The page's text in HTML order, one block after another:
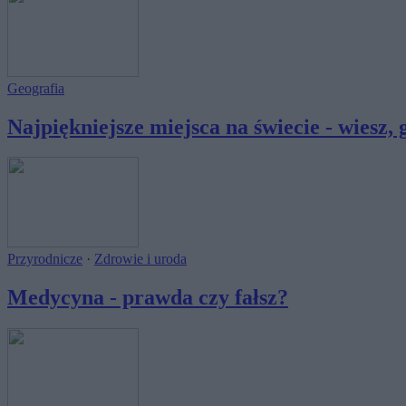
Geografia
Najpiękniejsze miejsca na świecie - wiesz,
Przyrodnicze · Zdrowie i uroda
Medycyna - prawda czy fałsz?